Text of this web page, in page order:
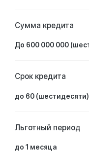
Сумма кредита
До 600 000 000
Срок кредита
до 60
Льготный период
до 1 месяца